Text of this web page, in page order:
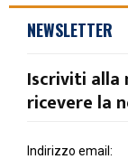
NEWSLETTER
Iscriviti alla
ricevere la
Indirizzo email: